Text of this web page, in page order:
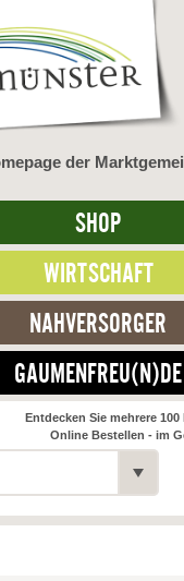
der
SHOP
WIRTSCHAFT
NAHVERSORGER
GAUMENFREU(N)DE
Alle
Entdecken Sie mehrere
Online Bestellen - im